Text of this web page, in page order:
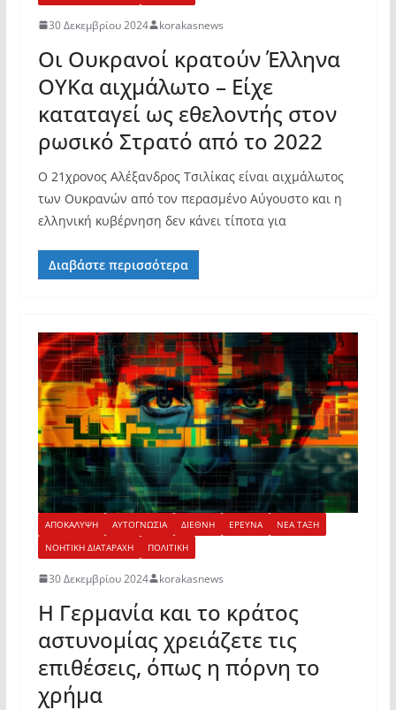
30 Δεκεμβρίου 2024 korakasnews
Οι Ουκρανοί κρατούν Έλληνα
ΟΥΚα αιχμάλωτο – Είχε
καταταγεί ως εθελοντής στον
ρωσικό Στρατό από το 2022
Ο 21χρονος Αλέξανδρος Τσιλίκας είναι αιχμάλωτος
των Ουκρανών από τον περασμένο Αύγουστο και η
ελληνική κυβέρνηση δεν κάνει τίποτα για
Διαβάστε περισσότερα
ΑΠΟΚΑΛΥΨΗ ΑΥΤΟΓΝΩΣΙΑ ΔΙΕΘΝΗ ΕΡΕΥΝΑ
ΝΕΑ ΤΑΞΗ
ΝΟΗΤΙΚΗ ΔΙΑΤΑΡΑΧΗ
ΠΟΛΙΤΙΚΗ
30 Δεκεμβρίου 2024 korakasnews
Η Γερμανία και το κράτος
αστυνομίας χρειάζετε τις
επιθέσεις, όπως η πόρνη το
χρήμα